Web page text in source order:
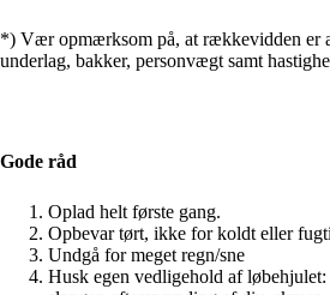
*) Vær opmærksom på, at rækkevidden er
underlag, bakker, personvægt samt
Gode råd
Oplad helt første gang.
Opbevar tørt, ikke for koldt eller
Undgå for meget regn/sne
Husk egen vedligehold af